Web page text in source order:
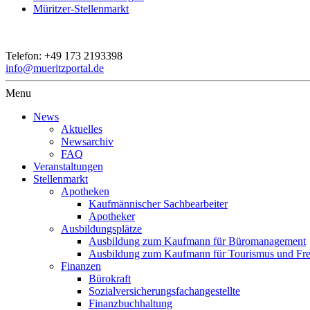
Müritzer-Stellenmarkt
Telefon: +49 173 2193398
info@mueritzportal.de
Menu
News
Aktuelles
Newsarchiv
FAQ
Veranstaltungen
Stellenmarkt
Apotheken
Kaufmännischer Sachbearbeiter
Apotheker
Ausbildungsplätze
Ausbildung zum Kaufmann für Büromanagement
Ausbildung zum Kaufmann für Tourismus und
Finanzen
Bürokraft
Sozialversicherungsfachangestellte
Finanzbuchhaltung